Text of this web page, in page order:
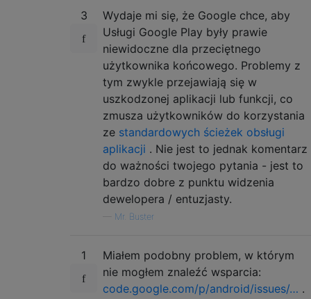
3
Wydaje mi się, że Google chce, aby
Usługi Google Play były prawie
niewidoczne dla przeciętnego
użytkownika końcowego. Problemy z
tym zwykle przejawiają się w
uszkodzonej aplikacji lub funkcji, co
zmusza użytkowników do korzystania
ze standardowych ścieżek obsługi
aplikacji . Nie jest to jednak komentarz
do ważności twojego pytania - jest to
bardzo dobre z punktu widzenia
dewelopera / entuzjasty.
Mr. Buster
1
Miałem podobny problem, w którym
nie mogłem znaleźć wsparcia:
code.google.com/p/android/issues/… .